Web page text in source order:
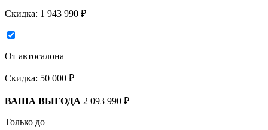
Скидка: 1 943 990 ₽
От автосалона
Скидка: 50 000 ₽
ВАША ВЫГОДА 2 093 990 ₽
Только до